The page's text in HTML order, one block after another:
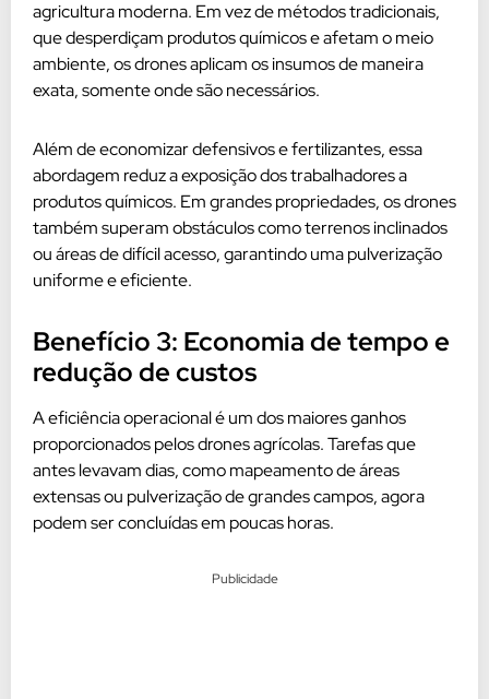
agricultura moderna. Em vez de métodos tradicionais,
que desperdiçam produtos químicos e afetam o meio
ambiente, os drones aplicam os insumos de maneira
exata, somente onde são necessários.
Além de economizar defensivos e fertilizantes, essa
abordagem reduz a exposição dos trabalhadores a
produtos químicos. Em grandes propriedades, os drones
também superam obstáculos como terrenos inclinados
ou áreas de difícil acesso, garantindo uma pulverização
uniforme e eficiente.
Benefício 3: Economia de tempo e
redução de custos
A eficiência operacional é um dos maiores ganhos
proporcionados pelos drones agrícolas. Tarefas que
antes levavam dias, como mapeamento de áreas
extensas ou pulverização de grandes campos, agora
podem ser concluídas em poucas horas.
Publicidade